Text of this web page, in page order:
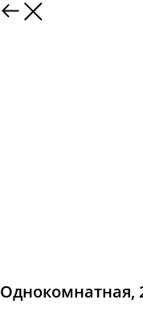
Однокомнатная,